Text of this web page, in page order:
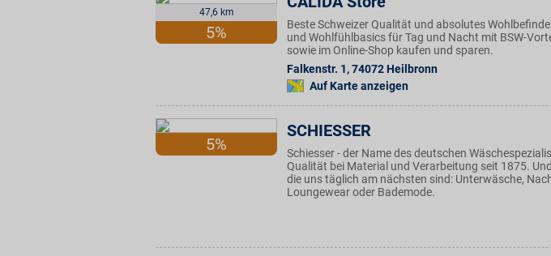
47,6 km
5%
Beste Schweizer Qualität und absolutes
und Wohlfühlbasics für Tag und Nacht mit BSW-
sowie im Online-Shop kaufen und sparen.
Falkenstr. 1,74072 Heilbronn
Auf Karte anzeigen
5%
SCHIESSER
Schiesser - der Name des deutschen
Qualität bei Material und Verarbeitung seit 1875.
die uns täglich am nächsten sind: Unterwäsche,
Loungewear oder Bademode.